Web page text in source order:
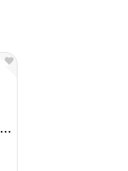
Suport p/u haine (1bara) J6801 M19-52